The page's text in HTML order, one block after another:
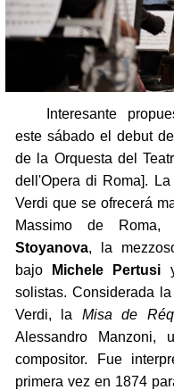
Interesante
este sábado el debut de
de la Orquesta del
dell'Opera di Roma].
Verdi que se ofrecerá
Massimo de
Stoyanova, la
bajo
Michele Pertusi
solistas. Considerada
Verdi, la Misa de
Alessandro
compositor. Fue
primera vez en 1874